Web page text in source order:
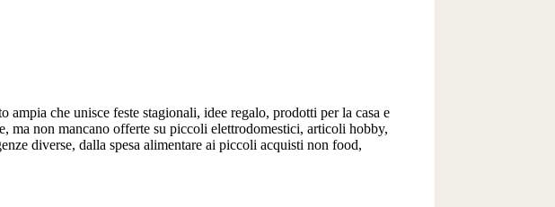
che unisce feste stagionali, idee regalo, prodotti per la casa e
ma non mancano offerte su piccoli elettrodomestici, articoli hobby,
diverse, dalla spesa alimentare ai piccoli acquisti non food,